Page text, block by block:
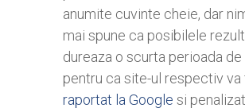
anumite cuvinte cheie, dar
mai spune ca posibilele
dureaza o scurta perioada de
pentru ca site-ul respectiv va
raportat la Google si